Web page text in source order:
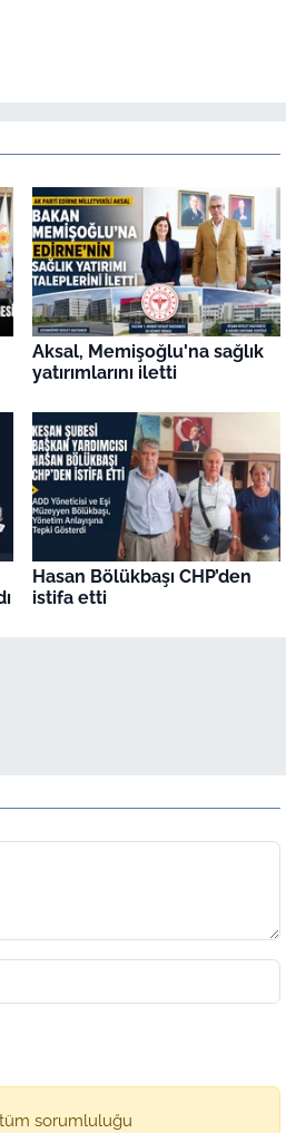
Aksal, Memişoğlu'na sağlık
yatırımlarını iletti
Hasan Bölükbaşı CHP’den
istifa etti
sorumluluğu